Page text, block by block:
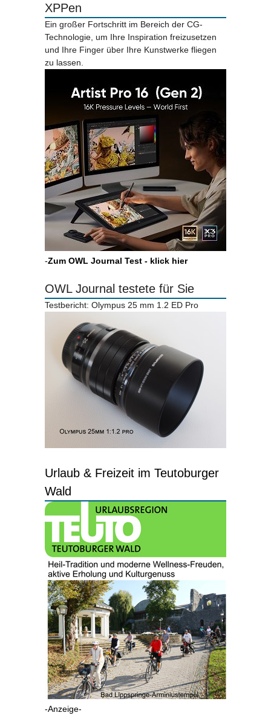
XPPen
Ein großer Fortschritt im Bereich der CG-
Technologie, um Ihre Inspiration freizusetzen
und Ihre Finger über Ihre Kunstwerke fliegen
zu lassen.
-Zum OWL Journal Test - klick hier
OWL Journal testete für Sie
Testbericht: Olympus 25 mm 1.2 ED Pro
Urlaub & Freizeit im Teutoburger
Wald
-Anzeige-